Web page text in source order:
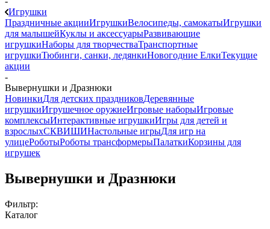
Игрушки
Праздничные акцииИгрушкиВелосипеды, самокатыИгрушки
для малышейКуклы и аксессуарыРазвивающие
игрушкиНаборы для творчестваТранспортные
игрушкиТюбинги, санки, ледянкиНовогодние ЕлкиТекущие
акции
-
Вывернушки и Дразнюки
НовинкиДля детских праздниковДеревянные
игрушкиИгрушечное оружиеИгровые наборыИгровые
комплексыИнтерактивные игрушкиИгры для детей и
взрослыхСКВИШИНастольные игрыДля игр на
улицеРоботыРоботы трансформерыПалаткиКорзины для
игрушек
Вывернушки и Дразнюки
Фильтр:
Каталог